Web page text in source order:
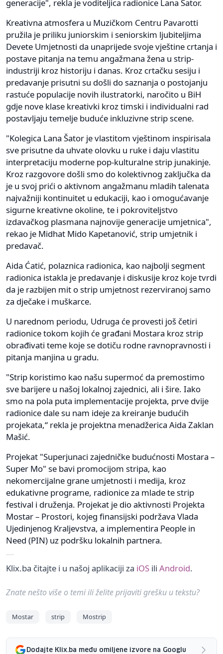
generacije", rekla je voditeljica radionice Lana Šator.
Kreativna atmosfera u Muzičkom Centru Pavarotti
pružila je priliku juniorskim i seniorskim ljubiteljima
Devete Umjetnosti da unaprijede svoje vještine crtanja i
postave pitanja na temu angažmana žena u strip-
industriji kroz historiju i danas. Kroz crtačku sesiju i
predavanje prisutni su došli do saznanja o postojanju
rastuće populacije novih ilustratorki, naročito u BiH
gdje nove klase kreativki kroz timski i individualni rad
postavljaju temelje buduće inkluzivne strip scene.
"Kolegica Lana Šator je vlastitom vještinom inspirisala
sve prisutne da uhvate olovku u ruke i daju vlastitu
interpretaciju moderne pop-kulturalne strip junakinje.
Kroz razgovore došli smo do kolektivnog zaključka da
je u svoj prići o aktivnom angažmanu mladih talenata
najvažniji kontinuitet u edukaciji, kao i omogućavanje
sigurne kreativne okoline, te i pokroviteljstvo
izdavačkog plasmana najnovije generacije umjetnica",
rekao je Midhat Mido Kapetanović, strip umjetnik i
predavač.
Aida Ćatić, polaznica radionica, kao najbolji segment
radionica istakla je predavanje i diskusije kroz koje tvrdi
da je razbijen mit o strip umjetnost rezerviranoj samo
za dječake i muškarce.
U narednom periodu, Udruga će provesti još četiri
radionice tokom kojih će građani Mostara kroz strip
obrađivati teme koje se dotiču rodne ravnopravnosti i
pitanja manjina u gradu.
"Strip koristimo kao našu supermoć da premostimo
sve barijere u našoj lokalnoj zajednici, ali i šire. Iako
smo na pola puta implementacije projekta, prve dvije
radionice dale su nam ideje za kreiranje budućih
projekata,“ rekla je projektna menadžerica Aida Zaklan
Mašić.
Projekat "Superjunaci zajedničke budućnosti Mostara –
Super Mo" se bavi promocijom stripa, kao
nekomercijalne grane umjetnosti i medija, kroz
edukativne programe, radionice za mlade te strip
festival i druženja. Projekat je dio aktivnosti Projekta
Mostar – Prostori, kojeg finansijski podržava Vlada
Ujedinjenog Kraljevstva, a implementira People in
Need (PIN) uz podršku lokalnih partnera.
Klix.ba čitajte i u našoj aplikaciji za iOS ili Android.
Znate nešto više o temi ili želite prijaviti grešku u tekstu?
Mostar strip Mostrip
Dodajte Klix.ba među omiljene izvore na Googlu